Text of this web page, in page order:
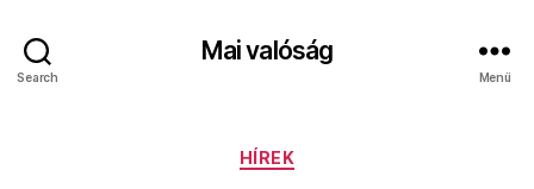
Search
Mai valóság
Menü
Kategóriák
HÍREK